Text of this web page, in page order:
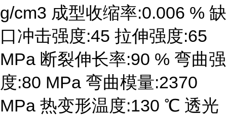
g/cm3 成型收缩率:0.006 % 缺
口冲击强度:45 拉伸强度:65
MPa 断裂伸长率:90 % 弯曲强
度:80 MPa 弯曲模量:2370
MPa 热变形温度:130 ℃ 透光